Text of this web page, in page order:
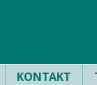
KONTAKT